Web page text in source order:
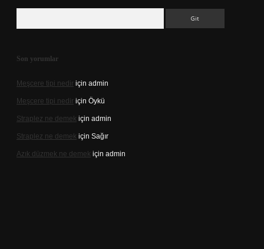
Son yorumlar
Meşcere tipi nedir için admin
Meşcere tipi nedir için Öykü
Straplez ne demek için admin
Straplez ne demek için Sağır
Azık düzmek ne demek için admin